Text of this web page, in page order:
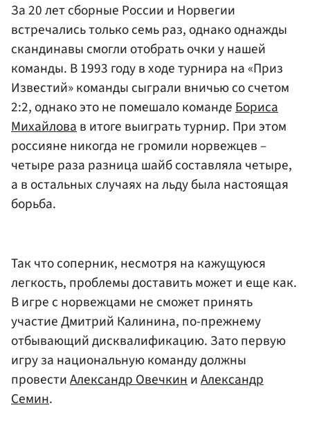
За 20 лет сборные России и Норвегии
встречались только семь раз, однако однажды
скандинавы смогли отобрать очки у нашей
команды. В 1993 году в ходе турнира на «Приз
Известий» команды сыграли вничью со счетом
2:2, однако это не помешало командеБориса
Михайловав итоге выиграть турнир. При этом
россияне никогда не громили норвежцев –
четыре раза разница шайб составляла четыре,
а в остальных случаях на льду была настоящая
борьба.
Так что соперник, несмотря на кажущуюся
легкость, проблемы доставить может и еще как.
В игре с норвежцами не сможет принять
участие Дмитрий Калинина, по-прежнему
отбывающий дисквалификацию. Зато первую
игру за национальную команду должны
провестиАлександр ОвечкиниАлександр
Семин.